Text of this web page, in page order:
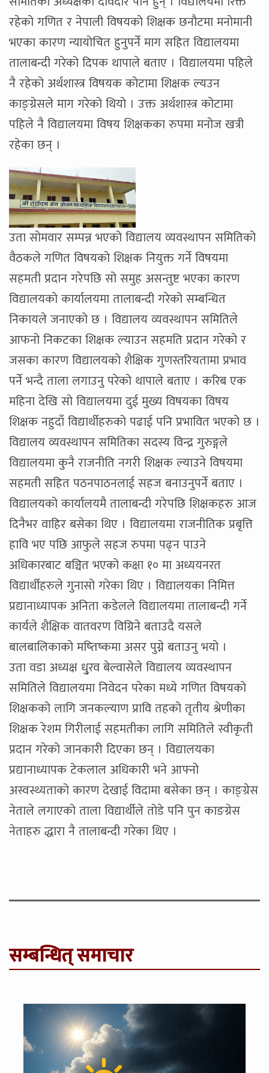
रहेको गणित र नेपाली विषयको शिक्षक छनौटमा मनोमानी
भएका कारण न्यायोचित हुनुपर्ने माग सहित विद्यालयमा
तालाबन्दी गरेको दिपक थापाले बताए । विद्यालयमा पहिले
नै रहेको अर्थशास्त्र विषयक कोटामा शिक्षक ल्यउन
काङ्ग्रेसले माग गरेको थियो । उक्त अर्थशास्त्र कोटामा
पहिले नै विद्यालयमा विषय शिक्षकका रुपमा मनोज खत्री
रहेका छन् ।
उता सोमवार सम्पन्न भएको विद्यालय व्यवस्थापन समितिको
वैठकले गणित विषयको शिक्षक नियुक्त गर्ने विषयमा
सहमती प्रदान गरेपछि सो समुह असन्तुष्ट भएका कारण
विद्यालयको कार्यालयमा तालाबन्दी गरेको सम्बन्धित
निकायले जनाएको छ । विद्यालय व्यवस्थापन समितिले
आफनो निकटका शिक्षक ल्याउन सहमति प्रदान गरेको र
जसका कारण विद्यालयको शैक्षिक गुणस्तरियतामा प्रभाव
पर्ने भन्दै ताला लगाउनु परेको थापाले बताए । करिब एक
महिना देखि सो विद्यालयमा दुई मुख्य विषयका विषय
शिक्षक नहुदाँ विद्यार्थीहरुको पढाई पनि प्रभावित भएको छ ।
विद्यालय व्यवस्थापन समितिका सदस्य विन्द्र गुरुङ्गले
विद्यालयमा कुनै राजनीति नगरी शिक्षक ल्याउने विषयमा
सहमती सहित पठनपाठनलाई सहज बनाउनुपर्ने बताए ।
विद्यालयको कार्यालयमै तालाबन्दी गरेपछि शिक्षकहरु आज
दिनैभर वाहिर बसेका थिए । विद्यालयमा राजनीतिक प्रबृत्ति
हावि भए पछि आफुले सहज रुपमा पढ्न पाउने
अधिकारबाट बञ्चित भएको कक्षा १० मा अध्ययनरत
विद्यार्थीहरुले गुनासो गरेका थिए । विद्यालयका निमित्त
प्रद्यानाध्यापक अनिता कडेलले विद्यालयमा तालाबन्दी गर्ने
कार्यले शैक्षिक वातवरण विग्रिने बताउदै यसले
बालबालिकाको मष्तिष्कमा असर पुग्ने बताउनु भयो ।
उता वडा अध्यक्ष धु्रव बेल्वासेले विद्यालय व्यवस्थापन
समितिले विद्यालयमा निवेदन परेका मध्ये गणित विषयको
शिक्षकको लागि जनकल्याण प्रावि तहको तृतीय श्रेणीका
शिक्षक रेशम गिरीलाई सहमतीका लागि समितिले स्वीकृती
प्रदान गरेको जानकारी दिएका छन् । विद्यालयका
प्रद्यानाध्यापक टेकलाल अधिकारी भने आफ्नो
अस्वस्थ्यताको कारण देखाई विदामा बसेका छन् । काङ्ग्रेस
नेताले लगाएको ताला विद्यार्थीले तोडे पनि पुन काङग्रेस
नेताहरु द्धारा नै तालाबन्दी गरेका थिए ।
सम्बन्धित् समाचार